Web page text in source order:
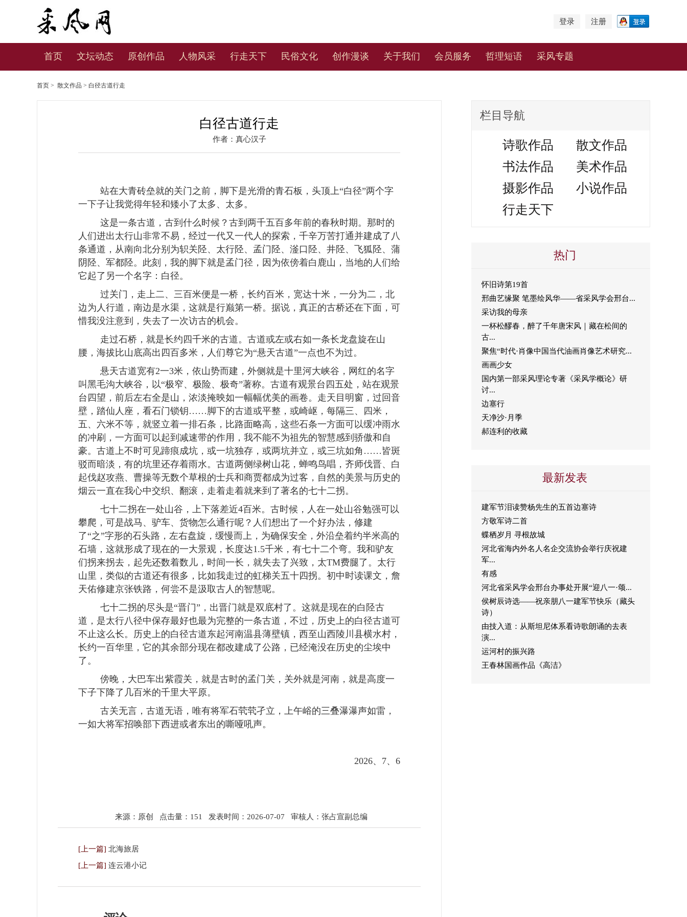
注册
登录
首页 文坛动态 原创作品 人物风采 行走天下 民俗文化 创作漫谈 关于我们 会员服务 哲理短语 采风专题
首页 > 散文作品 > 白径古道行走
白径古道行走
作者： 真心汉子
站在大青砖垒就的关门之前，脚下是光滑的青石板，头顶上“白径”两个字
一下子让我觉得年轻和矮小了太多、太多。
这是一条古道，古到什么时候？古到两千五百多年前的春秋时期。那时的
人们进出太行山非常不易，经过一代又一代人的探索，千辛万苦打通并建成了八
条通道，从南向北分别为轵关陉、太行陉、孟门陉、滏口陉、井陉、飞狐陉、蒲
阴陉、军都陉。此刻，我的脚下就是孟门径，因为依傍着白鹿山，当地的人们给
它起了另一个名字：白径。
过关门，走上二、三百米便是一桥，长约百米，宽达十米，一分为二，北
边为人行道，南边是水渠，这就是行巅第一桥。据说，真正的古桥还在下面，可
惜我没注意到，失去了一次访古的机会。
走过石桥，就是长约四千米的古道。古道或左或右如一条长龙盘旋在山
腰，海拔比山底高出四百多米，人们尊它为“悬天古道”一点也不为过。
悬天古道宽有2一3米，依山势而建，外侧就是十里河大峡谷，网红的名字
叫黑毛沟大峡谷，以“极窄、极险、极奇”著称。古道有观景台四五处，站在观景
台四望，前后左右全是山，浓淡掩映如一幅幅优美的画卷。走天目明窗，过回音
壁，踏仙人座，看石门锁钥……脚下的古道或平整，或崎岖，每隔三、四米，
五、六米不等，就竖立着一排石条，比路面略高，这些石条一方面可以缓冲雨水
的冲刷，一方面可以起到减速带的作用，我不能不为祖先的智慧感到骄傲和自
豪。古道上不时可见蹄痕成坑，或一坑独存，或两坑并立，或三坑如角……皆斑
驳而暗淡，有的坑里还存着雨水。古道两侧绿树山花，蝉鸣鸟唱，齐师伐晋、白
起伐赵攻燕、曹操等无数个草根的士兵和商贾都成为过客，自然的美景与历史的
烟云一直在我心中交织、翻滚，走着走着就来到了著名的七十二拐。
七十二拐在一处山谷，上下落差近4百米。古时候，人在一处山谷勉强可以
攀爬，可是战马、驴车、货物怎么通行呢？人们想出了一个好办法，修建
了“之”字形的石头路，左右盘旋，缓慢而上，为确保安全，外沿垒着约半米高的
石墙，这就形成了现在的一大景观，长度达1.5千米，有七十二个弯。我和驴友
们拐来拐去，起先还数着数儿，时间一长，就失去了兴致，太TM费腿了。太行
山里，类似的古道还有很多，比如我走过的虹梯关五十四拐。初中时读课文，詹
天佑修建京张铁路，何尝不是汲取古人的智慧呢。
七十二拐的尽头是“晋门”，出晋门就是双底村了。这就是现在的白陉古
道，是太行八径中保存最好也最为完整的一条古道，不过，历史上的白径古道可
不止这么长。历史上的白径古道东起河南温县薄壁镇，西至山西陵川县横水村，
长约一百华里，它的其余部分现在都改建成了公路，已经淹没在历史的尘埃中
了。
傍晚，大巴车出紫霞关，就是古时的孟门关，关外就是河南，就是高度一
下子下降了几百米的千里大平原。
古关无言，古道无语，唯有将军石茕茕孑立，上午峪的三叠瀑瀑声如雷，
一如大将军招唤部下西进或者东出的嘶哑吼声。
2026、 7、 6
来源：原创 点击量：151 发表时间：2026-07-07 审核人：张占宣副总编
[上一篇] 北海旅居
[上一篇] 连云港小记
栏目导航
诗歌作品
散文作品
书法作品
美术作品
摄影作品
小说作品
行走天下
热门
怀旧诗第19首
邢曲艺缘聚 笔墨绘风华——省采风学会邢台...
采访我的母亲
一杯松醪春，醉了千年唐宋风｜藏在松间的
古...
聚焦“时代·肖像中国当代油画肖像艺术研究...
画画少女
国内第一部采风理论专著《采风学概论》研
讨...
边塞行
天净沙·月季
郝连利的收藏
最新发表
建军节泪读赞杨先生的五首边塞诗
方敬军诗二首
蝶栖岁月 寻根故城
河北省海内外名人名企交流协会举行庆祝建
军...
有感
河北省采风学会邢台办事处开展“迎八一·颂...
侯树辰诗选——祝亲朋八一建军节快乐（藏头
诗）
由技入道：从斯坦尼体系看诗歌朗诵的去表
演...
运河村的振兴路
王春林国画作品《高洁》